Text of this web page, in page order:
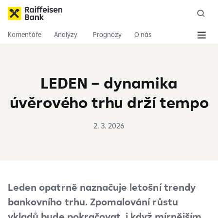
Komentáře Analýzy Prognózy O nás
LEDEN – dynamika
úvěrového trhu drží tempo
2. 3. 2026
Leden opatrně naznačuje letošní trendy
bankovního trhu. Zpomalování růstu